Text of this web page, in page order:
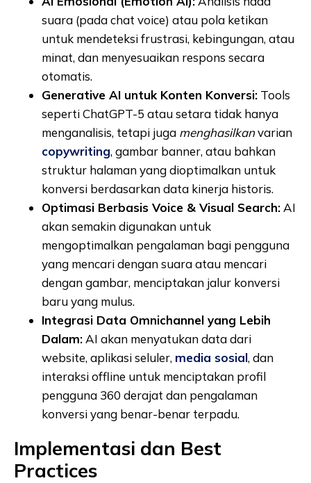
suara (pada chat voice) atau pola ketikan
untuk mendeteksi frustrasi, kebingungan, atau
minat, dan menyesuaikan respons secara
otomatis.
Generative AI untuk Konten Konversi: Tools
seperti ChatGPT-5 atau setara tidak hanya
menganalisis, tetapi juga menghasilkanvarian
copywriting, gambar banner, atau bahkan
struktur halaman yang dioptimalkan untuk
konversi berdasarkan data kinerja historis.
Optimasi Berbasis Voice & Visual Search: AI
akan semakin digunakan untuk
mengoptimalkan pengalaman bagi pengguna
yang mencari dengan suara atau mencari
dengan gambar, menciptakan jalur konversi
baru yang mulus.
Integrasi Data Omnichannel yang Lebih
Dalam: AI akan menyatukan data dari
website, aplikasi seluler, media sosial, dan
interaksi offline untuk menciptakan profil
pengguna 360 derajat dan pengalaman
konversi yang benar-benar terpadu.
Implementasi dan Best
Practices